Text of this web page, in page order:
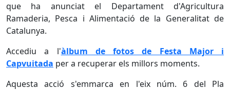
que ha anunciat el Departament d'Agricultura
Ramaderia, Pesca i Alimentació de la Generalitat de
Catalunya.
Accediu a l'àlbum de fotos de Festa Major i
Capvuitada per a recuperar els millors moments.
Aquesta acció s'emmarca en l'eix núm. 6 del Pla